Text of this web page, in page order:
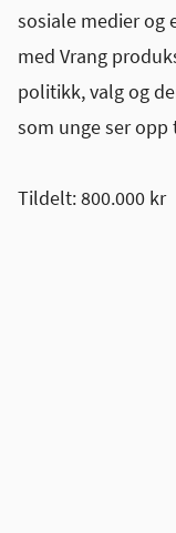
sosiale medier og
med Vrang
politikk, valg og
som unge ser
Tildelt: 800.000 kr